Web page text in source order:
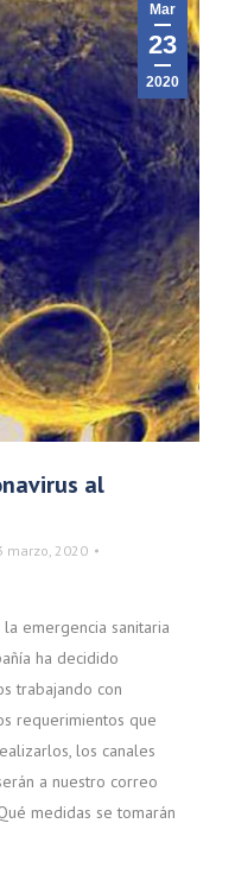
Mar
23
2020
al
marzo, 2020
emergencia sanitaria
ha decidido
trabajando con
requerimientos que
los canales
a nuestro correo
medidas se tomarán